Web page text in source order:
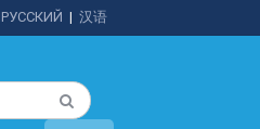
| 汉语
РУССКИЙ